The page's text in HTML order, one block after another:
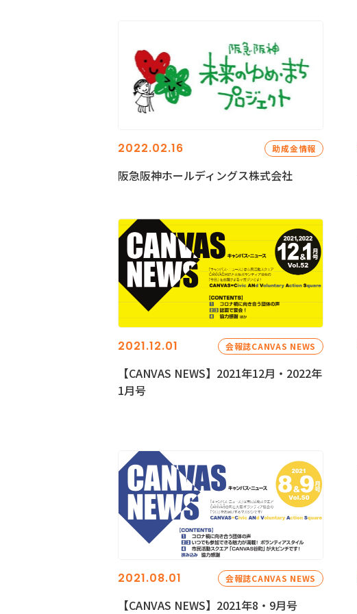
2022.02.16 助成金情報
阪急阪神ホールディングス株式会社
2021.12.01 会報誌CANVAS NEWS
【CANVAS NEWS】2021年12月・2022年
1月号
2021.08.01 会報誌CANVAS NEWS
【CANVAS NEWS】2021年8・9月号